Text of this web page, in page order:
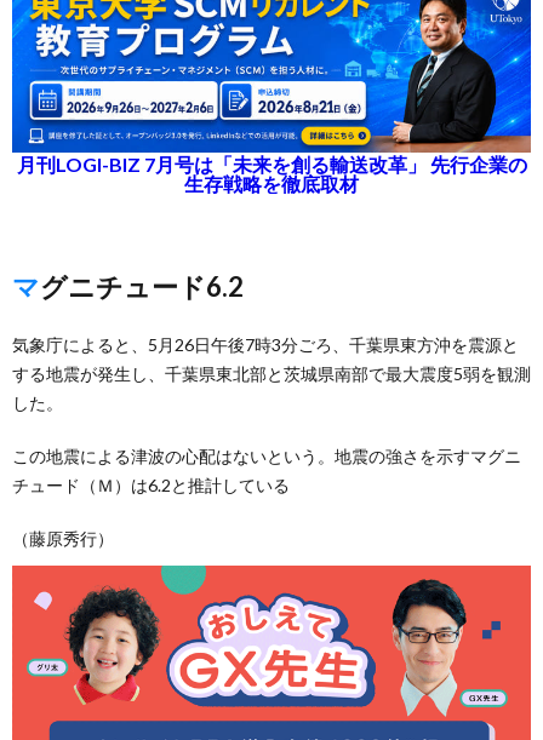
月刊LOGI-BIZ 7月号は「未来を創る輸送改革」 先行企業の
生存戦略を徹底取材
マグニチュード6.2
気象庁によると、5月26日午後7時3分ごろ、千葉県東方沖を震源と
する地震が発生し、千葉県東北部と茨城県南部で最大震度5弱を観測
した。
この地震による津波の心配はないという。地震の強さを示すマグニ
チュード（Ｍ）は6.2と推計している
（藤原秀行）